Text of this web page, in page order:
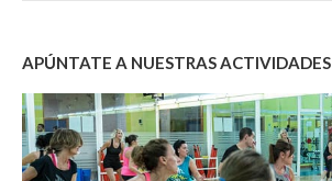
APÚNTATE A NUESTRAS ACTIVIDADES